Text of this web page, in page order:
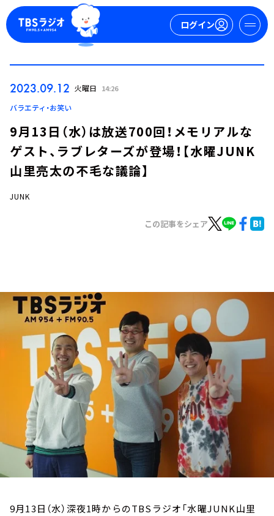
ログイン
ログイン
イベント・グッズ
YouTube
会社情報
2023.09.12 火曜日 14:26
バラエティ・お笑い
9月13日（水）は放送700回！メモリアルな
ゲスト、ラブレターズが登場！【水曜JUNK
山里亮太の不毛な議論】
JUNK
この記事をシェア
9月13日（水）深夜1時からのTBSラジオ「水曜JUNK山里